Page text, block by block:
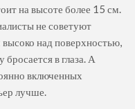
на высоте более 15 см.
не советуют
высоко над поверхностью,
бросается в глаза. А
включенных
лучше.